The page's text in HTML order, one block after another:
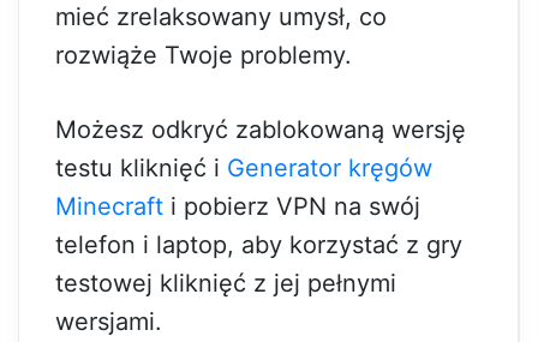
mieć zrelaksowany umysł, co
rozwiąże Twoje problemy.
Możesz odkryć zablokowaną wersję
testu kliknięć i Generator kręgów
Minecraft i pobierz VPN na swój
telefon i laptop, aby korzystać z gry
testowej kliknięć z jej pełnymi
wersjami.